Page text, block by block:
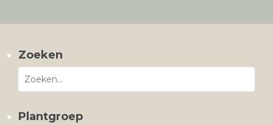
Zoeken
Plantgroep